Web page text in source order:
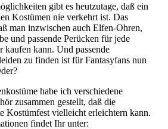
gibt es heutzutage, daß ein
Kostümen nie verkehrt ist. Das
man inzwischen auch Elfen-Ohren,
und passende Perücken für jede
kann. Und passende
zu finden ist für Fantasyfans nun
habe ich verschiedene
zusammen gestellt, daß die
Kostümfest vielleicht erleichtern kann.
findet Ihr unter: